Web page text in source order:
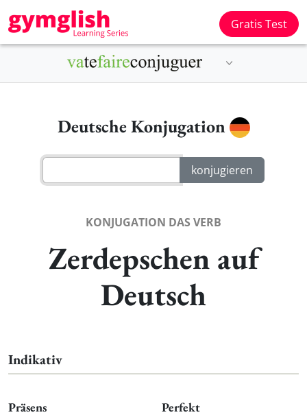
Gratis Test
Deutsche Konjugation
KONJUGATION DAS VERB
Zerdepschen auf
Deutsch
Indikativ
Präsens Perfekt